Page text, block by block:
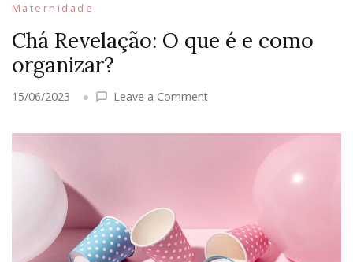
Maternidade
Chá Revelação: O que é e como
organizar?
15/06/2023 Leave a Commenton
Revelação:
organizar?